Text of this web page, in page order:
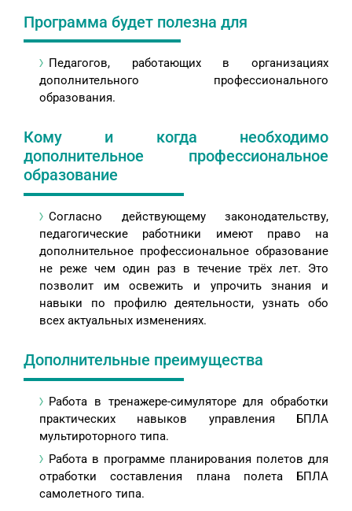
Программа будет полезна для
Педагогов, работающих в организациях
дополнительного профессионального
образования.
Кому и когда необходимо
дополнительное профессиональное
образование
Согласно действующему законодательству,
педагогические работники имеют право на
дополнительное профессиональное образование
не реже чем один раз в течение трёх лет. Это
позволит им освежить и упрочить знания и
навыки по профилю деятельности, узнать обо
всех актуальных изменениях.
Дополнительные преимущества
Работа в тренажере-симуляторе для обработки
практических навыков управления БПЛА
мультироторного типа.
Работа в программе планирования полетов для
отработки составления плана полета БПЛА
самолетного типа.